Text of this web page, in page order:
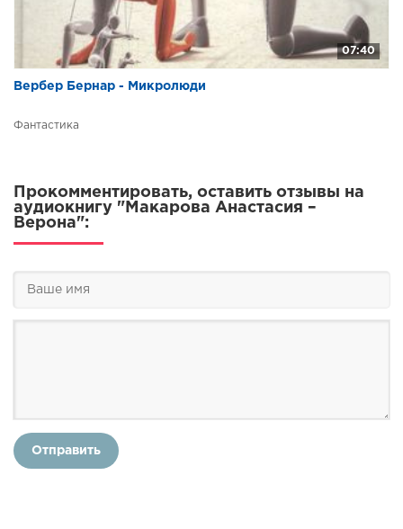
07:40
Вербер Бернар - Микролюди
Фантастика
Прокомментировать, оставить отзывы на
аудиокнигу "Макарова Анастасия –
Верона":
Отправить